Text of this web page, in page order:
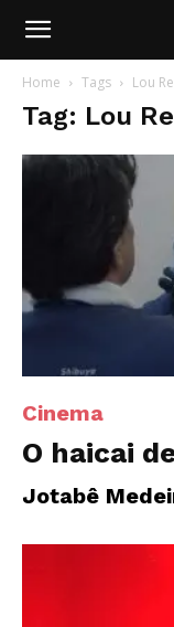
Farofafá
Home Tags Lou
Tag: Lou
Cinema
O haicai
Jotabê